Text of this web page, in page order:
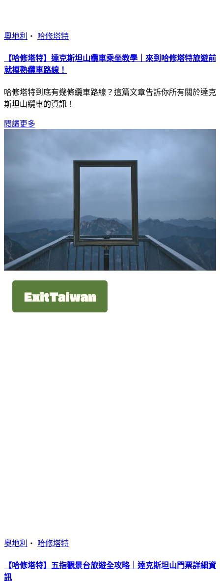
奧地利 ・ 哈修塔特
【哈修塔特】達克斯坦山纜車乘坐教學｜來到哈修塔特旅遊前
就摸熟纜車路線！
哈修塔特到底有幾條纜車路線？這篇文章告訴你所有關於達克
斯坦山纜車的資訊！
閱讀更多
奧地利 ・ 哈修塔特
【哈修塔特】五指觀景台旅遊全攻略｜達克斯坦山門票詳細資
訊